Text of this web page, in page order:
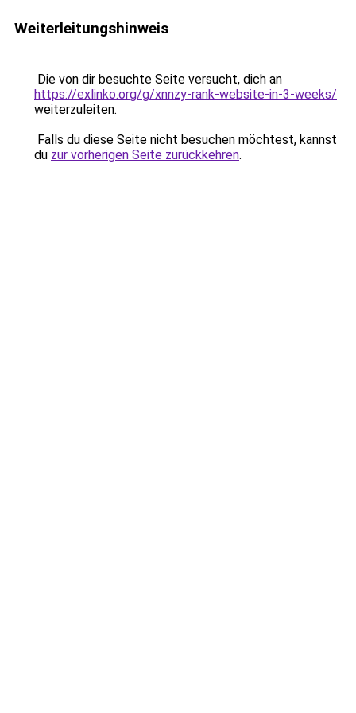
Weiterleitungshinweis
Die von dir besuchte Seite versucht, dich an
https://exlinko.org/g/xnnzy-rank-website-in-3-weeks/
weiterzuleiten.
Falls du diese Seite nicht besuchen möchtest, kannst
du zur vorherigen Seite zurückkehren.